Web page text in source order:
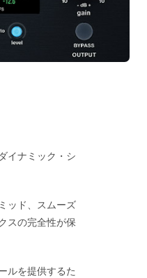
イナミック・シ
ッド、スムーズ
スの完全性が保
ルを提供するた